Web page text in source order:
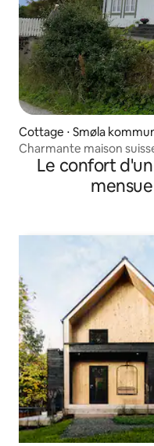
Cottage ⋅ Smøla
Charmante maison
Le confort